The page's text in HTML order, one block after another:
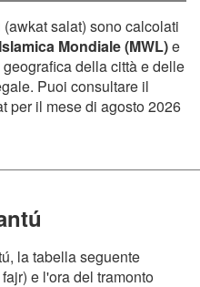
(awkat salat) sono calcolati
Mondiale (MWL)e
della città e delle
Puoi consultare il
per il mese di agosto 2026
la tabella seguente
e l'ora del tramonto